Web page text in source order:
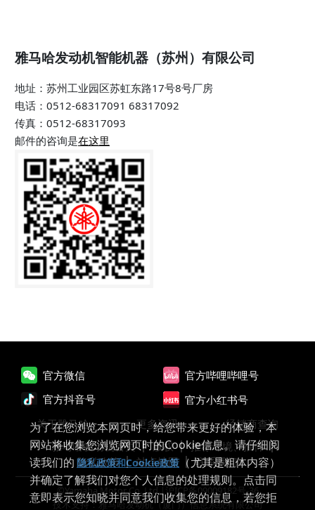
雅马哈发动机智能机器（苏州）有限公司
地址：苏州工业园区苏虹东路17号8号厂房
电话：0512-68317091 68317092
传真：0512-68317093
邮件的咨询是在这里
官方微信
官方哔哩哔哩号
官方抖音号
官方小红书号
关于雅马哈
更多资讯
经销商查询
雅马哈发动机首页
版权
推荐环境、插件
隐私政策
站点地图 联系我们
©Yamaha Motor Co.,Ltd.| 沪ICP备09009182号-36
技术支持：雅马哈发动机（厦门）信息系统有限公司
为了在您浏览本网页时，给您带来更好的体验，本
网站将收集您浏览网页时的Cookie信息。请仔细阅
读我们的 隐私政策和Cookie政策 （尤其是粗体内容）
并确定了解我们对您个人信息的处理规则。点击同
意即表示您知晓并同意我们收集您的信息，若您拒